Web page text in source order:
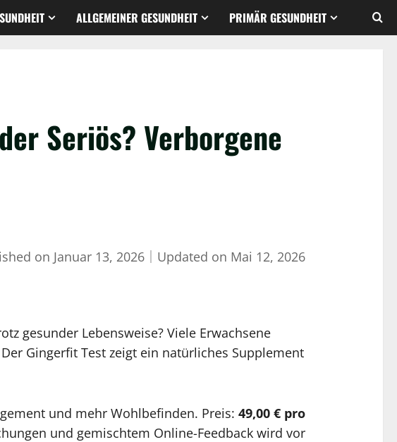
ALLGEMEINER GESUNDHEIT PRIMÄR GESUNDHEIT
Seriös? Verborgene
on Januar 13, 2026｜ Updated on Mai 12, 2026
gesunder Lebensweise? Viele Erwachsene
Gingerfit Test zeigt ein natürliches Supplement
und mehr Wohlbefinden. Preis: 49,00 € pro
und gemischtem Online-Feedback wird vor